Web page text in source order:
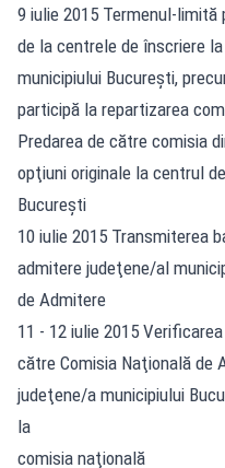
9 iulie 2015 Termenul-
de la centrele de înscriere
municipiului Bucureşti,
participă la repartizarea
Predarea de către comisia
opţiuni originale la centrul
Bucureşti
10 iulie 2015 Transmiterea
admitere judeţene/al
de Admitere
11 - 12 iulie 2015
către Comisia Naţională de
judeţene/a municipiului
la
comisia naţională